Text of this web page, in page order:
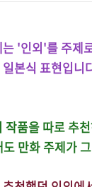
'인외'를 주제
본식 표현입
작품을 따로 추
만화 주제가